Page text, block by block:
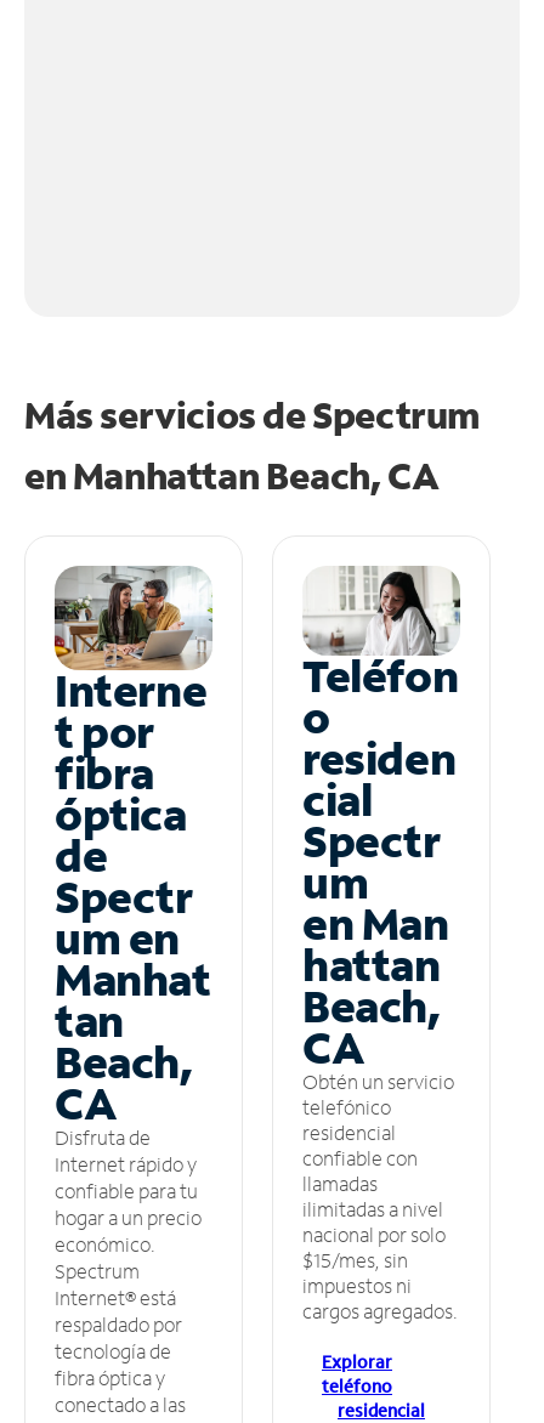
Más servicios de Spectrum
enManhattan Beach, CA
Interne
t por
fibra
óptica
de
Spectr
um en
Manhat
tan
Beach,
CA
Disfruta de
Internet rápido y
confiable para tu
hogar a un precio
económico.
Spectrum
Internet® está
respaldado por
tecnología de
fibra óptica y
conectado a las
Teléfon
o
residen
cial
Spectr
um
en Man
hattan
Beach,
CA
Obtén un servicio
telefónico
residencial
confiable con
llamadas
ilimitadas a nivel
nacional por solo
$15/mes, sin
impuestos ni
cargos agregados.
Explorar
teléfono
residencial